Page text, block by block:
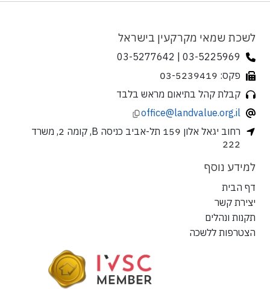
לשכת שמאי מקרקעין בישראל
03-5225969 | 03-5277642
פקס: 03-5239419
קבלת קהל בתיאום מראש בלבד
office@landvalue.org.il
רחוב יגאל אלון 159 תל-אביב כניסה B, קומה 2, משרד
222
למידע נוסף
דף הבית
יצירת קשר
תקנות ונהלים
הצטרפות ללשכה